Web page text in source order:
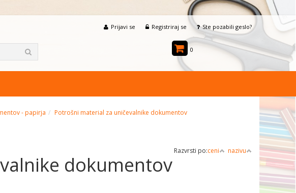
Prijavi se Registriraj se Ste pozabili geslo?
0
- papirja Potrošni material za uničevalnike dokumentov
Razvrsti po:ceni nazivu
dokumentov